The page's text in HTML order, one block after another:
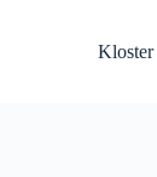
Kloster